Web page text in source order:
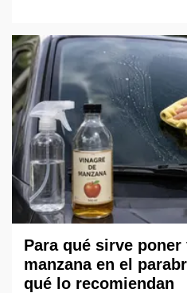
Para qué sirve poner
manzana en el
qué lo recomiendan